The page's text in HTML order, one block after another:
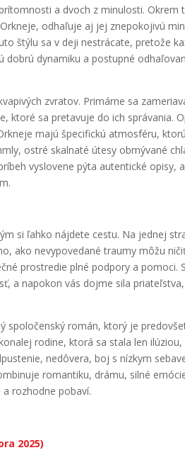
a dvoch z minulosti. Okrem
odhaľuje aj jej znepokojivú
štýlu sa v deji nestrácate, pretože
dobrú dynamiku a postupné
zvratov. Primárne sa
ktoré sa pretavuje do ich správania.
majú špecifickú atmosféru,
ostré skalnaté útesy obmývané
vyslovene pýta autentické opisy,
si ľahko nájdete cestu. Na jednej
ako nevypovedané traumy môžu
prostredie plné podpory a pomoci.
a napokon vás dojme sila
spoločenský román, ktorý je
rodine, ktorá sa stala len
nedôvera, boj s nízkym
romantiku, drámu, silné
rozhodne pobaví.
2025)